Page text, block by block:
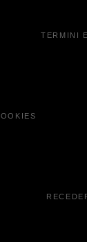
TERMINI